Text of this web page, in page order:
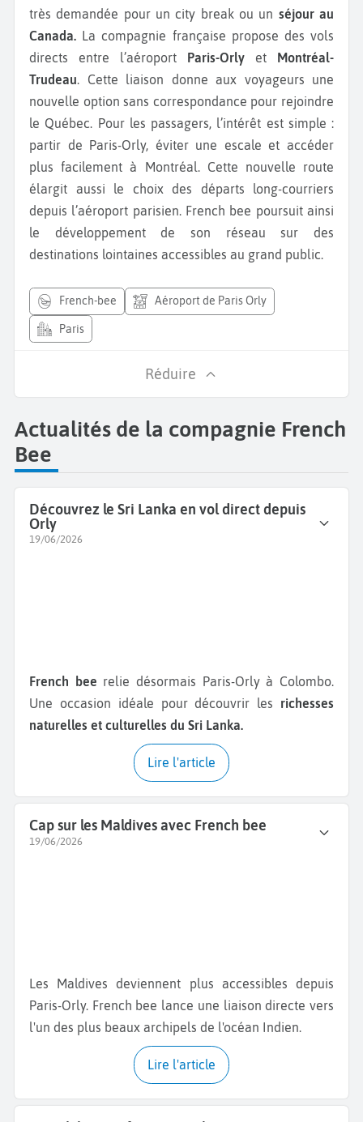
très demandée pour un city break ou un séjour au
Canada. La compagnie française propose des vols
directs entre l’aéroport Paris-Orly et Montréal-
Trudeau . Cette liaison donne aux voyageurs une
nouvelle option sans correspondance pour rejoindre
le Québec. Pour les passagers, l’intérêt est simple :
partir de Paris-Orly, éviter une escale et accéder
plus facilement à Montréal. Cette nouvelle route
élargit aussi le choix des départs long-courriers
depuis l’aéroport parisien. French bee poursuit ainsi
le développement de son réseau sur des
destinations lointaines accessibles au grand public.
french-bee Aéroport de Paris Orly
Paris
Réduire
Actualités de la compagnie French
Bee
Découvrez le Sri Lanka en vol direct depuis
Orly
19/06/2026
French bee relie désormais Paris-Orly à Colombo.
Une occasion idéale pour découvrir les richesses
naturelles et culturelles du Sri Lanka.
Lire l'article
Cap sur les Maldives avec French bee
19/06/2026
Les Maldives deviennent plus accessibles depuis
Paris-Orly. French bee lance une liaison directe vers
l'un des plus beaux archipels de l'océan Indien.
Lire l'article